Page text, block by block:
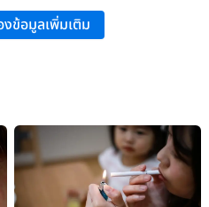
รานรีเวชวิทยา, ภาควิชาสูติศาสตร์-
COI:
ข้อมูลเพิ่มเติม